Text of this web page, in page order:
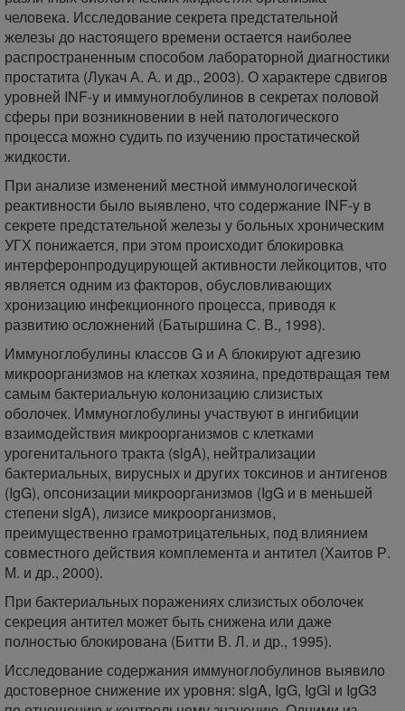
человека. Исследование секрета предстательной
железы до настоящего времени остается наиболее
распространенным способом лабораторной диагностики
простатита (Лукач А. А. и др., 2003). О характере сдвигов
уровней INF-y и иммуноглобулинов в секретах половой
сферы при возникновении в ней патологического
процесса можно судить по изучению простатической
жидкости.
При анализе изменений местной иммунологической
реактивности было выявлено, что содержание INF-y в
секрете предстательной железы у больных хроническим
УГХ понижается, при этом происходит блокировка
интерферонпродуцирующей активности лейкоцитов, что
является одним из факторов, обусловливающих
хронизацию инфекционного процесса, приводя к
развитию осложнений (Батыршина С. В., 1998).
Иммуноглобулины классов G и А блокируют адгезию
микроорганизмов на клетках хозяина, предотвращая тем
самым бактериальную колонизацию слизистых
оболочек. Иммуноглобулины участвуют в ингибиции
взаимодействия микроорганизмов с клетками
урогенитального тракта (slgA), нейтрализации
бактериальных, вирусных и других токсинов и антигенов
(IgG), опсонизации микроорганизмов (IgG и в меньшей
степени slgA), лизисе микроорганизмов,
преимущественно грамотрицательных, под влиянием
совместного действия комплемента и антител (Хаитов Р.
М. и др., 2000).
При бактериальных поражениях слизистых оболочек
секреция антител может быть снижена или даже
полностью блокирована (Битти В. Л. и др., 1995).
Исследование содержания иммуноглобулинов выявило
достоверное снижение их уровня: slgA, IgG, IgGl и IgG3